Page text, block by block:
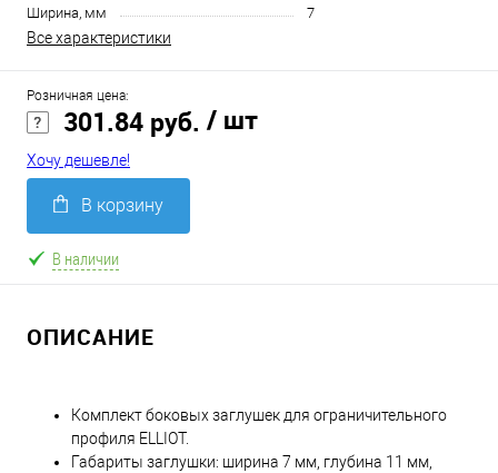
Ширина, мм
7
Все характеристики
Розничная цена:
301.84 руб. / шт
Хочу дешевле!
В корзину
В наличии
ОПИСАНИЕ
Комплект боковых заглушек для ограничительного
профиля ELLIOT.
Габариты заглушки: ширина 7 мм, глубина 11 мм,